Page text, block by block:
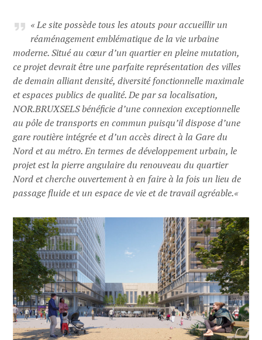
«Le site possède tous les atouts pour accueillir un
réaménagement emblématique de la vie urbaine
moderne. Situé au cœur d’un quartier en pleine mutation,
ce projet devrait être une parfaite représentation des villes
de demain alliant densité, diversité fonctionnelle maximale
et espaces publics de qualité. De par sa localisation,
NOR.BRUXSELS bénéficie d’une connexion exceptionnelle
au pôle de transports en commun puisqu’il dispose d’une
gare routière intégrée et d’un accès direct à la Gare du
Nord et au métro. En termes de développement urbain, le
projet est la pierre angulaire du renouveau du quartier
Nord et cherche ouvertement à en faire à la fois un lieu de
passage fluide et un espace de vie et de travail agréable.«